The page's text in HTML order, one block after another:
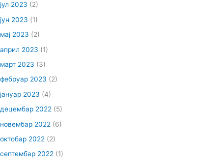
јул 2023 (2)
јун 2023 (1)
мај 2023 (2)
април 2023 (1)
март 2023 (3)
фебруар 2023 (2)
јануар 2023 (4)
децембар 2022 (5)
новембар 2022 (6)
октобар 2022 (2)
септембар 2022 (1)